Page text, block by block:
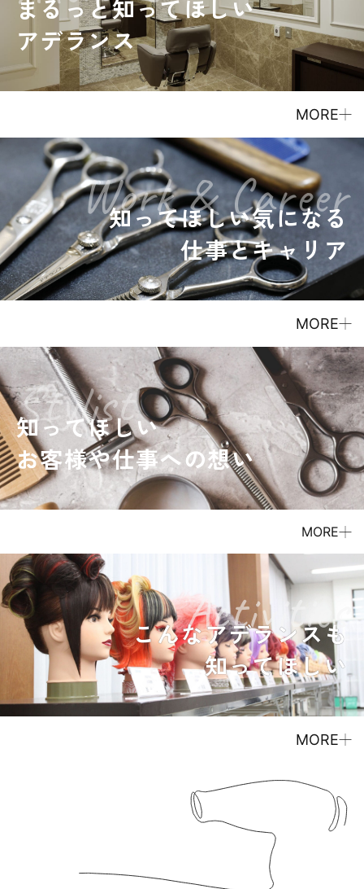
まるっと知ってほしい
アデランス
MORE
Work & Career
知ってほしい気になる
仕事とキャリア
MORE
Stylist
知ってほしい
お客様や仕事への想い
MORE
Activities
こんなアデランスも
知ってほしい
MORE